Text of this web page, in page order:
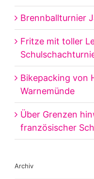
Brennballturnier
Fritze mit toller
Bikepacking von
Warnemünde
Über Grenzen
französischer
Archiv